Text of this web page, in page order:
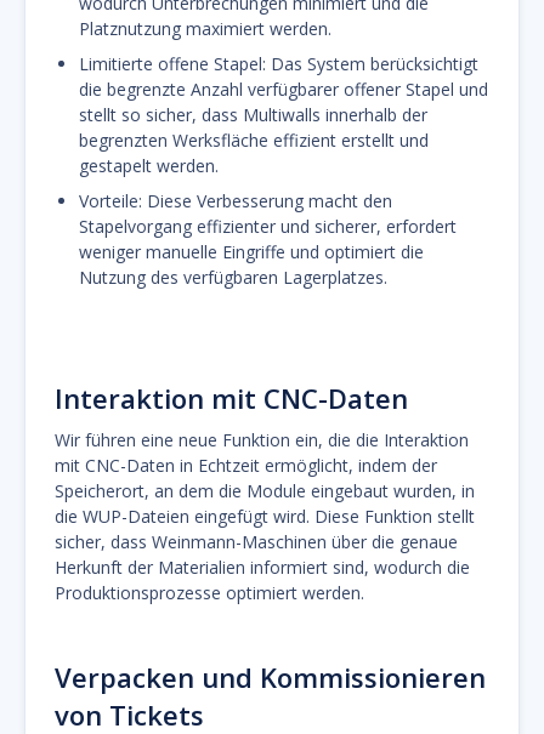
Platznutzung maximiert werden.
Limitierte offene Stapel: Das System berücksichtigt
die begrenzte Anzahl verfügbarer offener Stapel und
stellt so sicher, dass Multiwalls innerhalb der
begrenzten Werksfläche effizient erstellt und
gestapelt werden.
Vorteile: Diese Verbesserung macht den
Stapelvorgang effizienter und sicherer, erfordert
weniger manuelle Eingriffe und optimiert die
Nutzung des verfügbaren Lagerplatzes.
Interaktion mit CNC-Daten
Wir führen eine neue Funktion ein, die die Interaktion
mit CNC-Daten in Echtzeit ermöglicht, indem der
Speicherort, an dem die Module eingebaut wurden, in
die WUP-Dateien eingefügt wird. Diese Funktion stellt
sicher, dass Weinmann-Maschinen über die genaue
Herkunft der Materialien informiert sind, wodurch die
Produktionsprozesse optimiert werden.
Verpacken und Kommissionieren
von Tickets